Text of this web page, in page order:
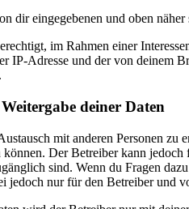
dir eingegebenen und oben
im Rahmen einer
IP-Adresse und der von deinem
deiner Daten
mit anderen Personen
Der Betreiber kann
sind. Wenn du Fragen
jedoch nur für den Betreiber und